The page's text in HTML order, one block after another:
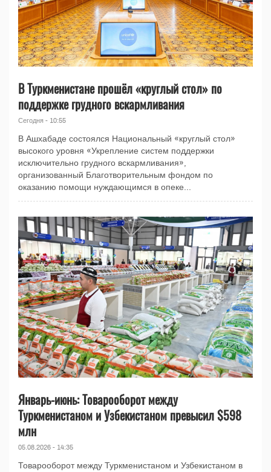
В Туркменистане прошёл «круглый стол» по
поддержке грудного вскармливания
Сегодня - 10:55
В Ашхабаде состоялся Национальный «круглый стол»
высокого уровня «Укрепление систем поддержки
исключительно грудного вскармливания»,
организованный Благотворительным фондом по
оказанию помощи нуждающимся в опеке...
Январь-июнь: Товарооборот между
Туркменистаном и Узбекистаном превысил $598
млн
05.08.2026 - 14:35
Товарооборот между Туркменистаном и Узбекистаном в